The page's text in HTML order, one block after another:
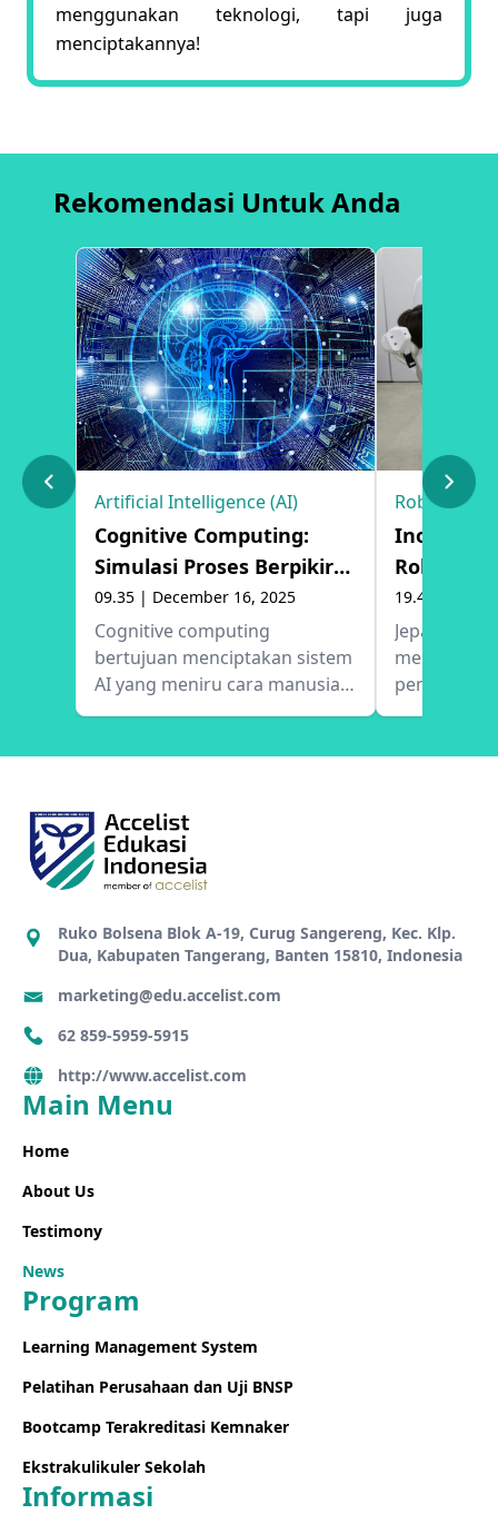
menggunakan teknologi, tapi juga
menciptakannya!
Rekomendasi Untuk Anda
Artificial Intelligence (AI)
Cognitive Computing:
Simulasi Proses Berpikir
Manusia
09.35 | December 16, 2025
Cognitive computing
bertujuan menciptakan sistem
AI yang meniru cara manusia
berpikir, belajar, dan
dengan tujuan akhir
menyelesaikan masalah yang
kompleks secara lebih efisien.
Artikel ini mengulas teknologi
di balik cognitive computing
serta bagaimana AI dapat
digunakan untuk analisis
bidang seperti kesehatan,
keuangan, pendidikan, dan
Robotic
Inovasi
Robot
19.40 |
Jepang
untuk
dan
Artikel ini
proyek
Ruko Bolsena Blok A-19, Curug Sangereng, Kec. Klp.
Dua, Kabupaten Tangerang, Banten 15810, Indonesia
marketing@edu.accelist.com
62 859-5959-5915
http://www.accelist.com
Main Menu
Home
About Us
Testimony
News
Program
Learning Management System
Pelatihan Perusahaan dan Uji BNSP
Bootcamp Terakreditasi Kemnaker
Ekstrakulikuler Sekolah
Informasi